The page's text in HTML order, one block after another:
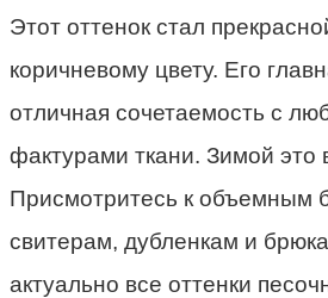
Этот оттенок стал
коричневому цвету. Его
отличная сочетаемость с
фактурами ткани. Зимой это
Присмотритесь к объемным
свитерам, дубленкам и
актуально все оттенки